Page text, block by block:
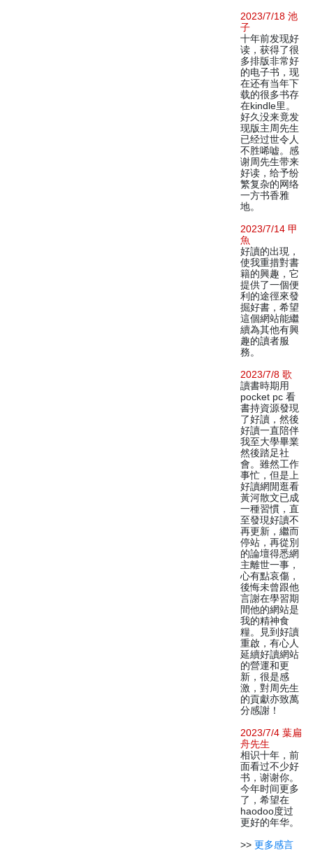
2023/7/18 池
子
十年前发现好
读，获得了很
多排版非常好
的电子书，现
在还有当年下
载的很多书存
在kindle里。
好久没来竟发
现版主周先生
已经过世令人
不胜唏嘘。感
谢周先生带来
好读，给予纷
繁复杂的网络
一方书香雅
地。
2023/7/14 甲
魚
好讀的出現，
使我重措對書
籍的興趣，它
提供了一個便
利的途徑來發
掘好書，希望
這個網站能繼
續為其他有興
趣的讀者服
務。
2023/7/8 歌
讀書時期用
pocket pc 看
書持資源發現
了好讀，然後
好讀一直陪伴
我至大學畢業
然後踏足社
會。雖然工作
事忙，但是上
好讀網閒逛看
黃河散文已成
一種習慣，直
至發現好讀不
再更新，繼而
停站，再從別
的論壇得悉網
主離世一事，
心有點哀傷，
後悔未曾跟他
言謝在學習期
間他的網站是
我的精神食
糧。見到好讀
重啟，有心人
延續好讀網站
的營運和更
新，很是感
激，對周先生
的貢獻亦致萬
分感謝！
2023/7/4 葉扁
舟先生
相识十年，前
面看过不少好
书，谢谢你。
今年时间更多
了，希望在
haodoo度过
更好的年华。
>> 更多感言